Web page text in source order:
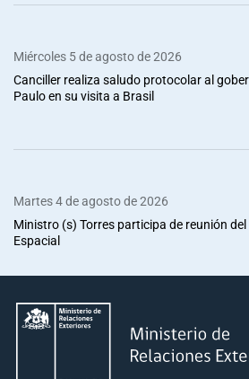
Miércoles 5 de agosto de 2026
Canciller realiza saludo protocolar al
Paulo en su visita a Brasil
Martes 4 de agosto de 2026
Ministro (s) Torres participa de reunión
Espacial